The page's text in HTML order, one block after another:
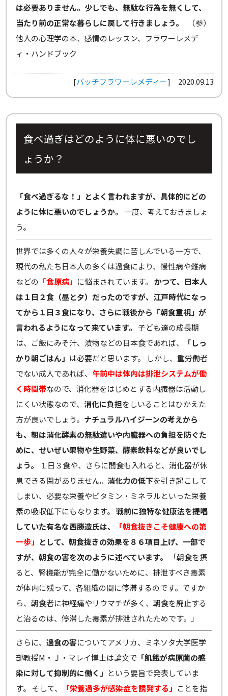
は必要ありません。少しでも、無駄な行為を無くして、
当たり前の正常な暮らしに戻して行きましょう。
（参）
他人の心理学の本、感情のレッスン、フラワーレメデ
ィ・ハンドブック
[バッチフラワーレメディー] 2020.09.13
食べ過ぎはどのように体に悪いのでし
ょうか？
「食べ過ぎるな！」とよく言われますが、具体的にどの
ように体に悪いのでしょうか。
一度、考えておきましょ
う。
世界では多くの人々が栄養失調に苦しんでいる一方で、
現代の私たち日本人の多くは過食により、慢性病や難病
などの 「食原病」 に悩まされています。かつて、日本人
は１日２食（昼と夕）だったのですが、江戸時代になっ
てから１日３食になり、さらに戦後から「朝食重視」が
言われるようになって来ています。 子ども達の成長期
は、ご飯にみそ汁、漬物などの日本食であれば、
「しっ
かり朝ごはん」 は必要だと思います。 しかし、重労働者
でない成人であれば、 午前中は体内は排泄システムが働
く時間帯なので、消化器をはじめとする内臓器は活動し
にくい状態なので、消化に負担をしいることはひかえた
方が良いでしょう。 ナチュラルハイジーンの考えから
も、朝は消化酵素の無駄遣いや内臓器への負担を防ぐた
めに、せいぜい果物や生野菜、酵素飲料などが良いでし
ょう。
１日３食や、さらに間食も入れると、消化器が休
息できる閑がありません。消化力の低下を引き起こして
しまい、必要な栄養やビタミン・ミネラルといった栄養
素の吸収低下にもなります。戦前に独特な健康法を提唱
していた有名な西勝造氏は、
「朝食抜きこそ健康への第
一歩」 として、朝食抜きの効果を８６項目上げ、一部で
すが、朝食の害を次のように述べています。
「朝食を摂
ると、腎機能が完全に働かないために、排泄すべき毒素
が体内に残って、各組織の間に停滞するのです。ですか
ら、朝食者に神経痛やリウマチが多く、朝食を廃止する
と治るのは、停滞した毒素が排泄されたためです。」
さらに、過食の害についてアメリカ、ミネソタ大学医学
部教授M・Ｊ・マレイ博士は論文で 「飢餓が病原菌の感
染に対して抑制的に働く」 という要旨で発表していま
す。 そして、
「栄養過多が感染症を誘発する」 ことを指